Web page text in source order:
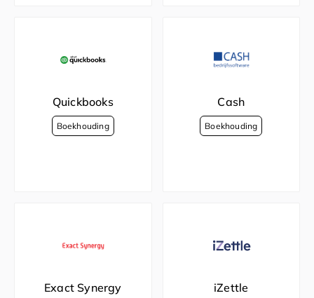
Quickbooks Cash
Exact Synergy iZettle